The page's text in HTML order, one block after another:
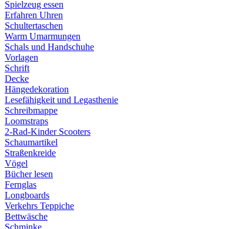
Spielzeug essen
Erfahren Uhren
Schultertaschen
Warm Umarmungen
Schals und Handschuhe
Vorlagen
Schrift
Decke
Hängedekoration
Lesefähigkeit und Legasthenie
Schreibmappe
Loomstraps
2-Rad-Kinder Scooters
Schaumartikel
Straßenkreide
Vögel
Bücher lesen
Fernglas
Longboards
Verkehrs Teppiche
Bettwäsche
Schminke